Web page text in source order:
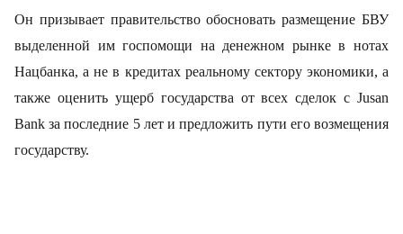
Он призывает правительство обосновать размещение БВУ
выделенной им госпомощи на денежном рынке в нотах
Нацбанка, а не в кредитах реальному сектору экономики, а
также оценить ущерб государства от всех сделок с Jusan
Bank за последние 5 лет и предложить пути его возмещения
государству.